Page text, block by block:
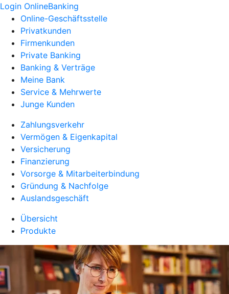
Login OnlineBanking
Online-Geschäftsstelle
Privatkunden
Firmenkunden
Private Banking
Banking & Verträge
Meine Bank
Service & Mehrwerte
Junge Kunden
Zahlungsverkehr
Vermögen & Eigenkapital
Versicherung
Finanzierung
Vorsorge & Mitarbeiterbindung
Gründung & Nachfolge
Auslandsgeschäft
Übersicht
Produkte